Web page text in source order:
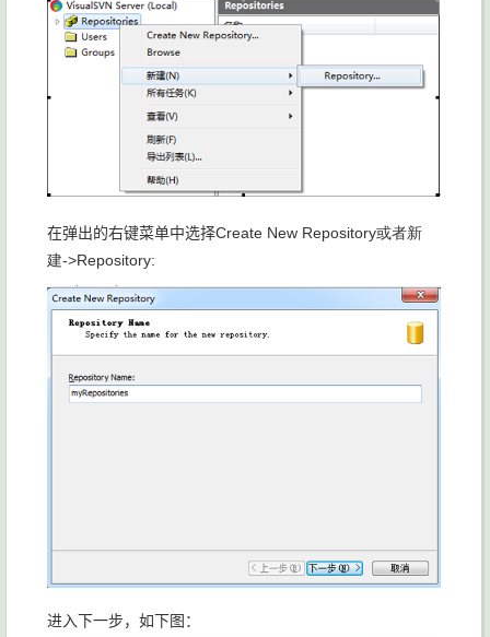
在弹出的右键菜单中选择Create New Repository或者新
建->Repository:
进入下一步，如下图：